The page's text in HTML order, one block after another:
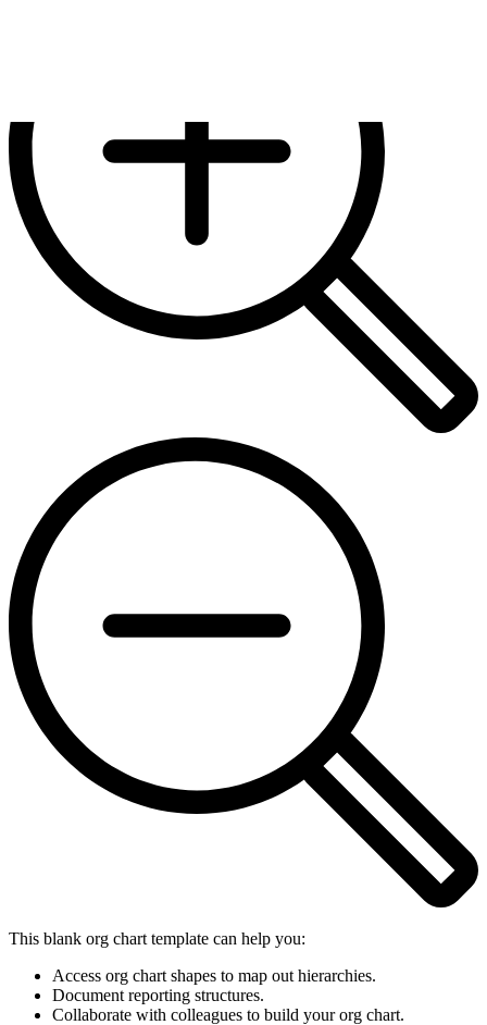
This blank org chart template can help you:
Access org chart shapes to map out hierarchies.
Document reporting structures.
Collaborate with colleagues to build your org chart.